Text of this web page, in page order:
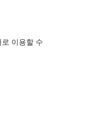
이용할 수